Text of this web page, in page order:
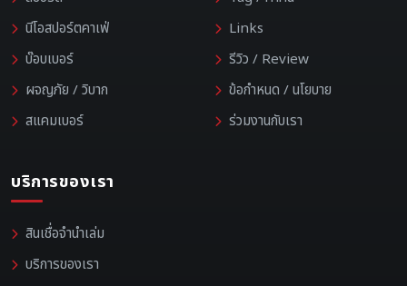
นีโอสปอร์ตคาเฟ่
บ๊อบเบอร์
ผจญภัย / วิบาก
สแคมเบอร์
Links
รีวิว / Review
ข้อกำหนด / นโยบาย
ร่วมงานกับเรา
บริการของเรา
สินเชื่อจำนำเล่ม
บริการของเรา